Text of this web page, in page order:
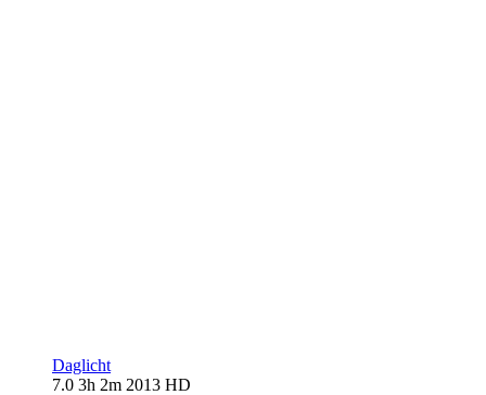
Daglicht
7.0 3h 2m 2013 HD